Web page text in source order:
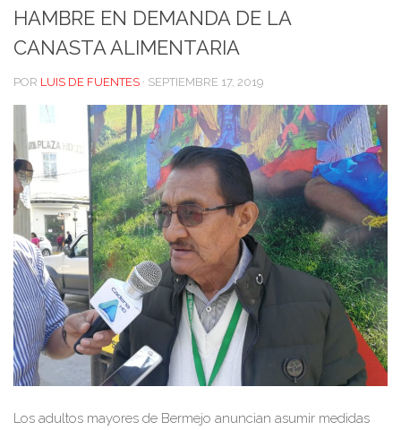
HAMBRE EN DEMANDA DE LA
CANASTA ALIMENTARIA
POR LUIS DE FUENTES · SEPTIEMBRE 17, 2019
Los adultos mayores de Bermejo anuncian asumir medidas